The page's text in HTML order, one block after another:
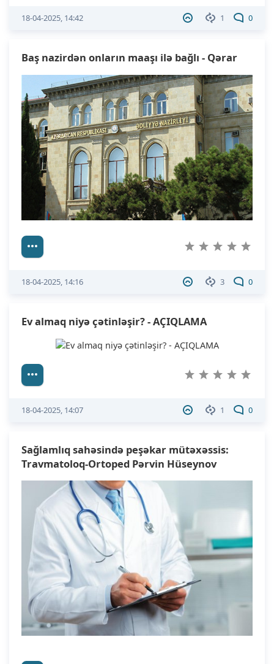
1 0
18-04-2025, 14:42
Baş nazirdən onların maaşı ilə bağlı - Qərar
3 0
18-04-2025, 14:16
Ev almaq niyə çətinləşir? - AÇIQLAMA
1 0
18-04-2025, 14:07
Sağlamlıq sahəsində peşəkar mütəxəssis:
Travmatoloq-Ortoped Pərvin Hüseynov